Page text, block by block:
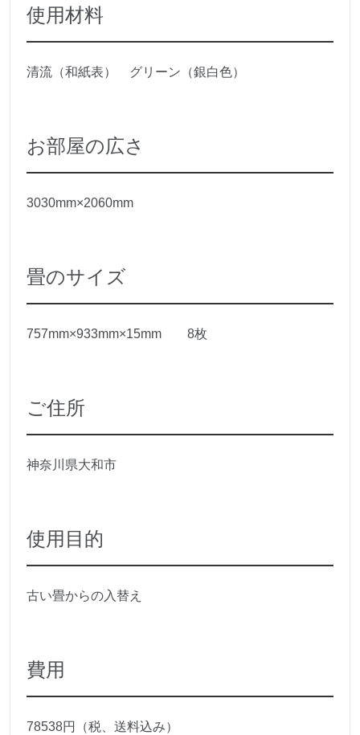
使用材料
清流（和紙表） グリーン（銀白色）
お部屋の広さ
3030mm×2060mm
畳のサイズ
757mm×933mm×15mm 8枚
ご住所
神奈川県大和市
使用目的
古い畳からの入替え
費用
78538円（税、送料込み）